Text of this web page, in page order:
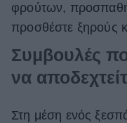
φρούτων,
προσθέστε ξηρούς
Συμβουλές
να
Στη μέση ενός